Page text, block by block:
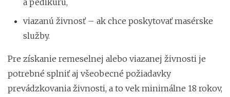
viazanú živnosť – ak chce poskytovať masérske
služby.
Pre získanie remeselnej alebo viazanej živnosti je
potrebné splniť aj všeobecné požiadavky
prevádzkovania živnosti, a to vek minimálne 18 rokov,